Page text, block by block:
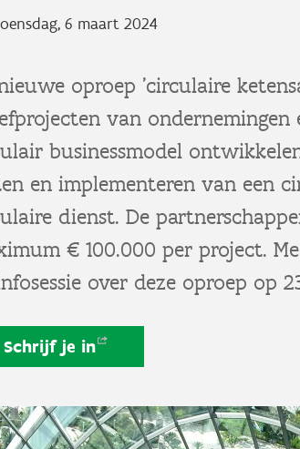
6 maart 2024
oproep 'circulaire
van ondernemingen
businessmodel
en implementeren van een
dienst. De
€ 100.000 per project.
over deze oproep op
Schrijf je in